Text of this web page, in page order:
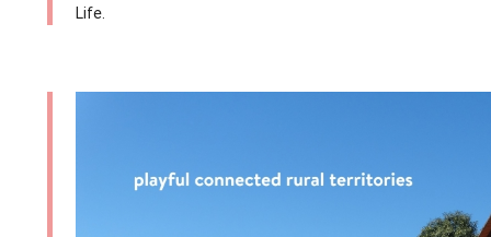
Life.